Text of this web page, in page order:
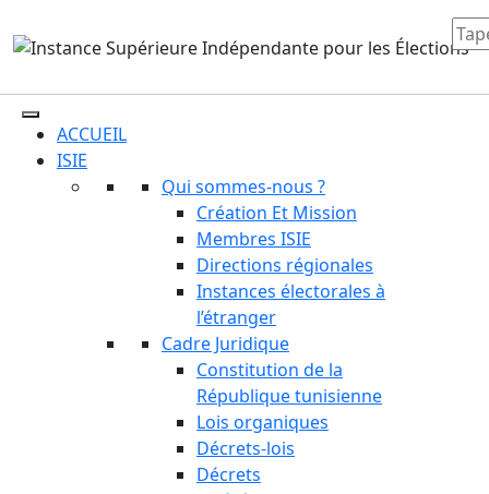
ACCUEIL
ISIE
Qui sommes-nous ?
Création Et Mission
Membres ISIE
Directions régionales
Instances électorales à
l’étranger
Cadre Juridique
Constitution de la
République tunisienne
Lois organiques
Décrets-lois
Décrets